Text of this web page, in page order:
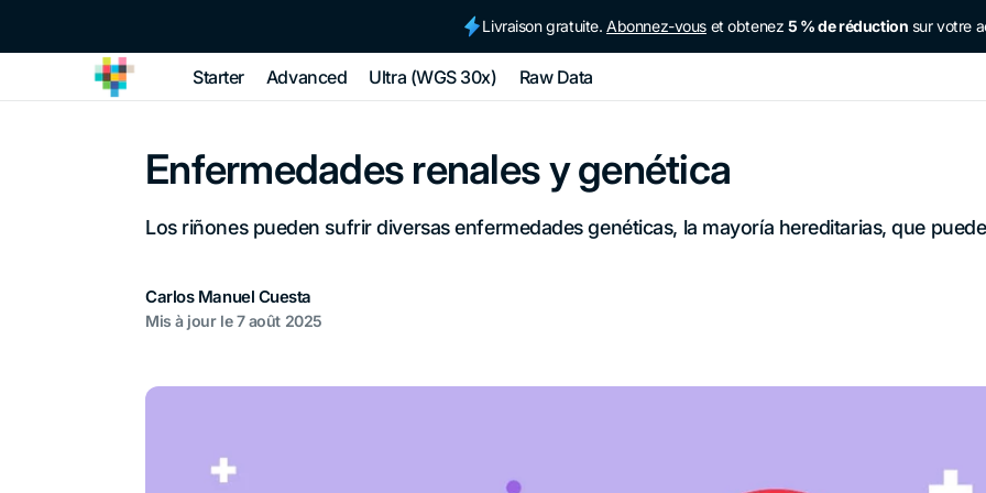
au
Livraison gratuite.Abonnez-vous et obtenez 5 % de réduction sur votre
tellmeGen Starter Advanced Ultra (WGS 30x) Raw Data
Enfermedades renales y genética
Los riñones pueden sufrir diversas enfermedades genéticas, la mayoría hereditarias, que
Carlos Manuel Cuesta
Mis à jour le7 août 2025